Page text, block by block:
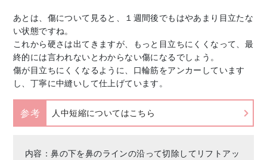
あとは、傷について見ると、１週間後でもはやあまり目立たな
い状態ですね。
これから硬さは出てきますが、もっと目立ちにくくなって、最
終的には言われないとわからない傷になるでしょう。
傷が目立ちにくくなるように、口輪筋をアンカーしています
し、丁寧に中縫いして仕上げています。
参考 人中短縮についてはこちら
内容：鼻の下を鼻のラインの沿って切除してリフトアッ